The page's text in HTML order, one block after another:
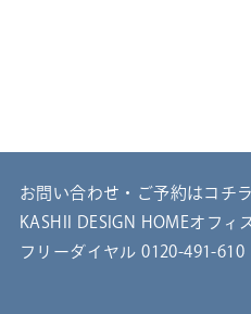
お問い合わせ・ご予約はコチ
KASHII DESIGN HOMEオフィ
フリーダイヤル 0120-491-610